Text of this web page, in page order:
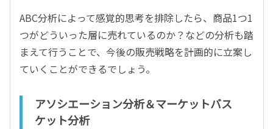
ABC分析によって感覚的思考を排除したら、商品1つ1
つがどういった層に売れているのか？などの分析も踏
まえて行うことで、今後の販売戦略を計画的に立案し
ていくことができるでしょう。
アソシエーション分析＆マーケットバス
ケット分析